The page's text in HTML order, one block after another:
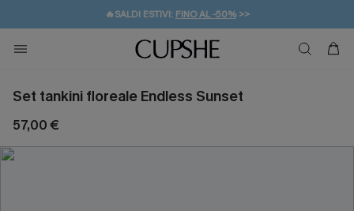
🔥SALDI ESTIVI: FINO AL -50%>>
🚚SPEDIZIONE GRATUITA DA 49€
💌REGALO PER I NUOVI: 20% DI SCONTO*
Set tankini floreale Endless Sunset
57,00 €